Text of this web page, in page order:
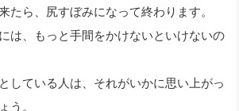
たら、尻すぼみになって終わります。
は、もっと手間をかけないといけないの
している人は、それがいかに思い上がっ
う。